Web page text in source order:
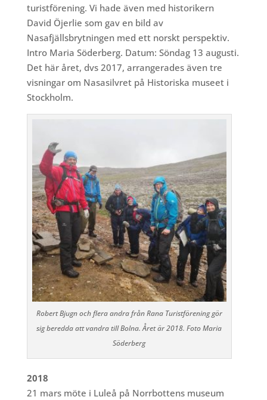
turistförening. Vi hade även med historikern
David Öjerlie som gav en bild av
Nasafjällsbrytningen med ett norskt perspektiv.
Intro Maria Söderberg. Datum: Söndag 13 augusti.
Det här året, dvs 2017, arrangerades även tre
visningar om Nasasilvret på Historiska museet i
Stockholm.
Robert Bjugn och flera andra från Rana Turistförening gör
sig beredda att vandra till Bolna. Året är 2018. Foto Maria
Söderberg
2018
21 mars möte i Luleå på Norrbottens museum